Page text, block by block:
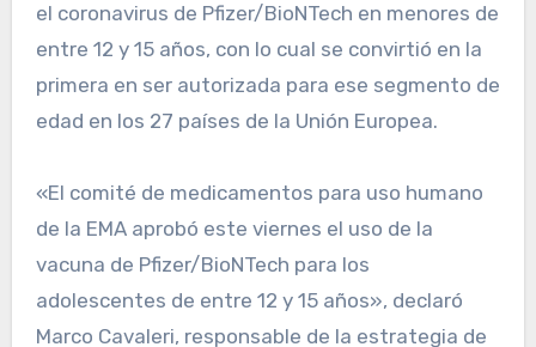
el coronavirus de Pfizer/BioNTech en menores de
entre 12 y 15 años, con lo cual se convirtió en la
primera en ser autorizada para ese segmento de
edad en los 27 países de la Unión Europea.
«El comité de medicamentos para uso humano
de la EMA aprobó este viernes el uso de la
vacuna de Pfizer/BioNTech para los
adolescentes de entre 12 y 15 años», declaró
Marco Cavaleri, responsable de la estrategia de